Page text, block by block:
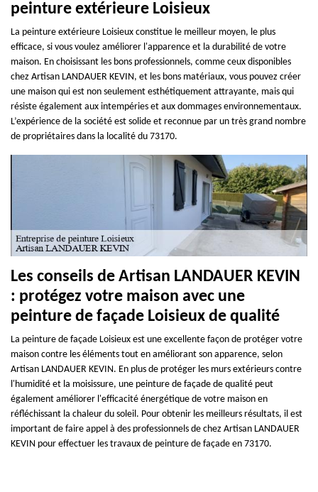
peinture extérieure Loisieux
La peinture extérieure Loisieux constitue le meilleur moyen, le plus
efficace, si vous voulez améliorer l'apparence et la durabilité de votre
maison. En choisissant les bons professionnels, comme ceux disponibles
chez Artisan LANDAUER KEVIN, et les bons matériaux, vous pouvez créer
une maison qui est non seulement esthétiquement attrayante, mais qui
résiste également aux intempéries et aux dommages environnementaux.
L’expérience de la société est solide et reconnue par un très grand nombre
de propriétaires dans la localité du 73170.
Les conseils de Artisan LANDAUER KEVIN
: protégez votre maison avec une
peinture de façade Loisieux de qualité
La peinture de façade Loisieux est une excellente façon de protéger votre
maison contre les éléments tout en améliorant son apparence, selon
Artisan LANDAUER KEVIN. En plus de protéger les murs extérieurs contre
l'humidité et la moisissure, une peinture de façade de qualité peut
également améliorer l'efficacité énergétique de votre maison en
réfléchissant la chaleur du soleil. Pour obtenir les meilleurs résultats, il est
important de faire appel à des professionnels de chez Artisan LANDAUER
KEVIN pour effectuer les travaux de peinture de façade en 73170.